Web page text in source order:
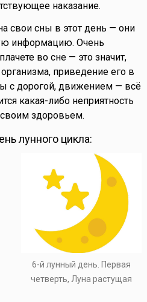
наказание.
свои сны в этот день — они
информацию. Очень
во сне — это значит,
приведение его в
с дорогой, движением — всё
какая-либо неприятность
здоровьем.
лунного цикла:
6-й лунный день. Первая
четверть, Луна растущая